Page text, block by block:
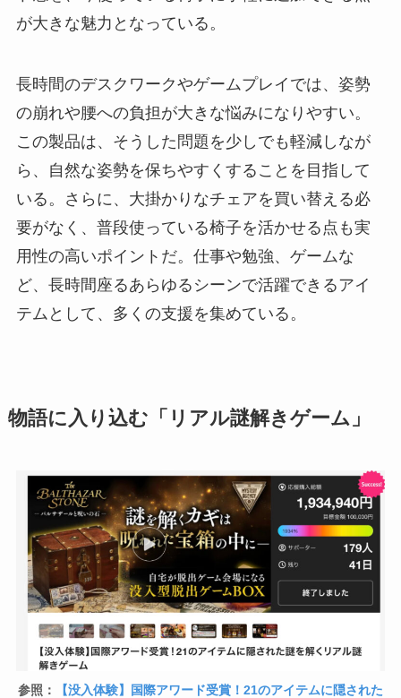
が大きな魅力となっている。
長時間のデスクワークやゲームプレイでは、姿勢
の崩れや腰への負担が大きな悩みになりやすい。
この製品は、そうした問題を少しでも軽減しなが
ら、自然な姿勢を保ちやすくすることを目指して
いる。さらに、大掛かりなチェアを買い替える必
要がなく、普段使っている椅子を活かせる点も実
用性の高いポイントだ。仕事や勉強、ゲームな
ど、長時間座るあらゆるシーンで活躍できるアイ
テムとして、多くの支援を集めている。
物語に入り込む「リアル謎解きゲーム」
参照：
【没入体験】国際アワード受賞！21のアイテムに隠された